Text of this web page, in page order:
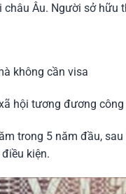
Âu. Người sở hữu
không cần visa
hội tương đương
trong 5 năm đầu,
kiện.